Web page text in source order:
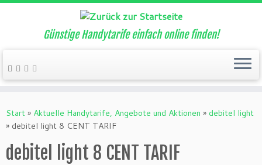
Inhalt
springen
Günstige Handytarife einfach online finden!
Start » Aktuelle Handytarife, Angebote und Aktionen » debitel light
» debitel light 8 CENT TARIF
debitel light 8 CENT TARIF